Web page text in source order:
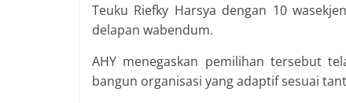
Teuku Riefky Harsya dengan 10
delapan wabendum.
AHY menegaskan pemilihan tersebut
bangun organisasi yang adaptif sesuai